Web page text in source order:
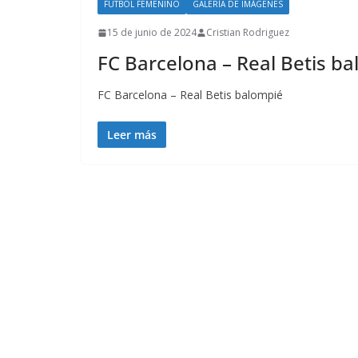
FÚTBOL FEMENINO GALERÍA DE IMÁGENES
15 de junio de 2024 Cristian Rodriguez
FC Barcelona – Real Betis
FC Barcelona – Real Betis balompié
Leer más